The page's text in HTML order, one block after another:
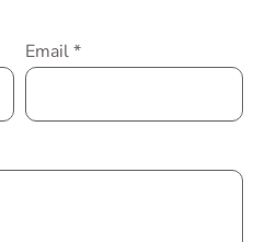
Email*